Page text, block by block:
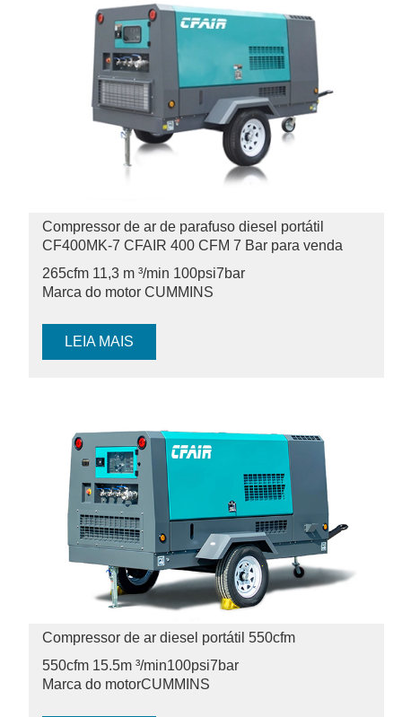
Compressor de ar de parafuso diesel portátil
CF400MK-7 CFAIR 400 CFM 7 Bar para venda
265cfm 11,3 m ³/min 100psi7bar
Marca do motor CUMMINS
LEIA MAIS
Compressor de ar diesel portátil 550cfm
550cfm 15.5m ³/min100psi7bar
Marca do motorCUMMINS